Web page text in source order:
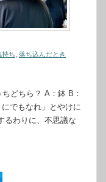
持ち 落ち込んだとき
どちら？ A：鉢 B：
でもなれ」とやけに
るわりに、不思議な